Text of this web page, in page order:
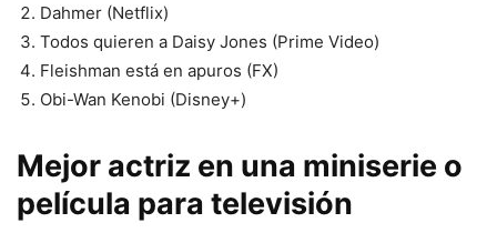
Dahmer (Netflix)
Todos quieren a Daisy Jones (Prime Video)
Fleishman está en apuros (FX)
Obi-Wan Kenobi (Disney+)
Mejor actriz en una miniserie o
película para televisión